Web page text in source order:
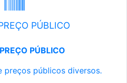
PÚBLICO
PÚBLICO
preços públicos diversos.